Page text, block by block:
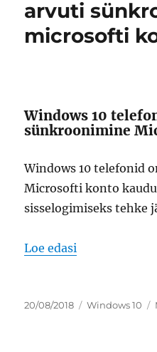
arvuti
microsofti
Windows 10
sünkroonimine
Windows 10 telefonid
Microsofti konto
sisselogimiseks tehke
Loe edasi
Postitatud
20/08/2018 Rubriigid
Windows 10